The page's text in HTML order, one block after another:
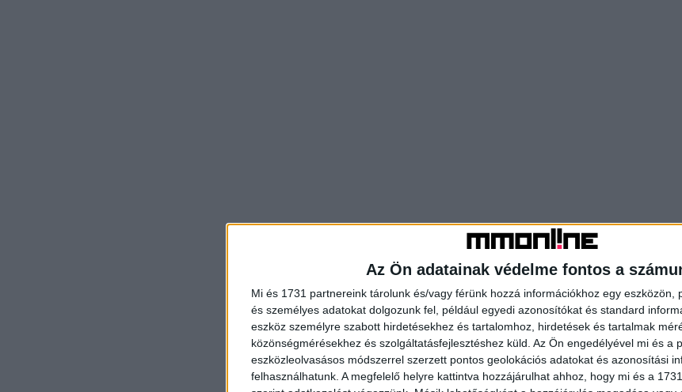
Az Ön adatainak védelme fontos a
Mi és 1731 partnereink tárolunk és/vagy férünk hozzá információkhoz egy eszközön,
és személyes adatokat dolgozunk fel, például egyedi azonosítókat és standard
eszköz személyre szabott hirdetésekhez és tartalomhoz, hirdetések és tartalmak
közönségmérésekhez és szolgáltatásfejlesztéshez küld. Az Ön engedélyével mi és a
eszközleolvasásos módszerrel szerzett pontos geolokációs adatokat és azonosítási
felhasználhatunk. A megfelelő helyre kattintva hozzájárulhat ahhoz, hogy mi és a